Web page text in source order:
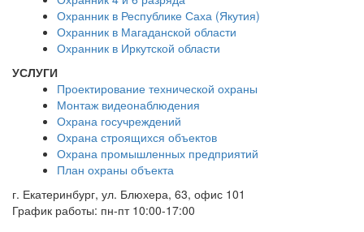
Охранник в Республике Саха (Якутия)
Охранник в Магаданской области
Охранник в Иркутской области
УСЛУГИ
Проектирование технической охраны
Монтаж видеонаблюдения
Охрана госучреждений
Охрана строящихся объектов
Охрана промышленных предприятий
План охраны объекта
г. Екатеринбург, ул. Блюхера, 63, офис 101
График работы: пн-пт 10:00-17:00